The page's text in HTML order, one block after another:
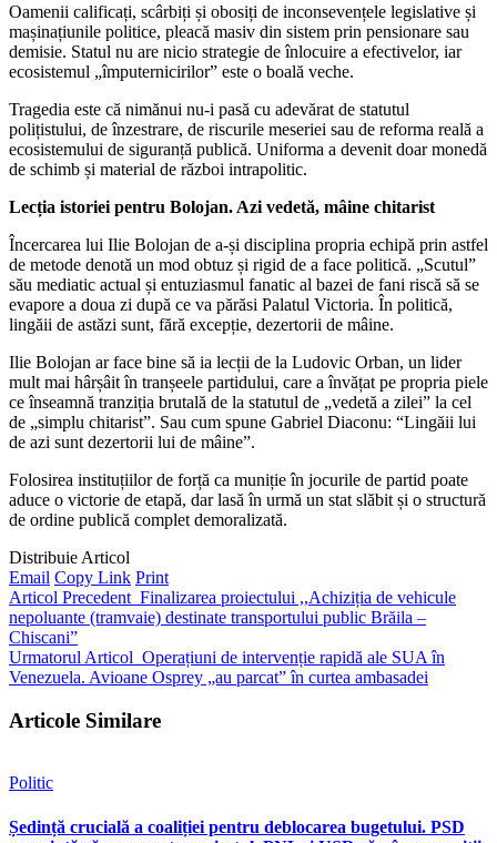
Oamenii calificați, scârbiți și obosiți de inconsevențele legislative și
mașinațiunile politice, pleacă masiv din sistem prin pensionare sau
demisie. Statul nu are nicio strategie de înlocuire a efectivelor, iar
ecosistemul „împuternicirilor” este o boală veche.
Tragedia este că nimănui nu-i pasă cu adevărat de statutul
polițistului, de înzestrare, de riscurile meseriei sau de reforma reală a
ecosistemului de siguranță publică. Uniforma a devenit doar monedă
de schimb și material de război intrapolitic.
Lecția istoriei pentru Bolojan. Azi vedetă, mâine chitarist
Încercarea lui Ilie Bolojan de a-și disciplina propria echipă prin astfel
de metode denotă un mod obtuz și rigid de a face politică. „Scutul”
său mediatic actual și entuziasmul fanatic al bazei de fani riscă să se
evapore a doua zi după ce va părăsi Palatul Victoria. În politică,
lingăii de astăzi sunt, fără excepție, dezertorii de mâine.
Ilie Bolojan ar face bine să ia lecții de la Ludovic Orban, un lider
mult mai hârșâit în tranșeele partidului, care a învățat pe propria piele
ce înseamnă tranziția brutală de la statutul de „vedetă a zilei” la cel
de „simplu chitarist”. Sau cum spune Gabriel Diaconu: “Lingăii lui
de azi sunt dezertorii lui de mâine”.
Folosirea instituțiilor de forță ca muniție în jocurile de partid poate
aduce o victorie de etapă, dar lasă în urmă un stat slăbit și o structură
de ordine publică complet demoralizată.
Distribuie Articol
Email Copy Link Print
Articol Precedent Finalizarea proiectului ,,Achiziția de vehicule
nepoluante (tramvaie) destinate transportului public Brăila –
Chiscani”
Urmatorul Articol Operațiuni de intervenție rapidă ale SUA în
Venezuela. Avioane Osprey „au parcat” în curtea ambasadei
Articole Similare
Politic
Ședință crucială a coaliției pentru deblocarea bugetului. PSD